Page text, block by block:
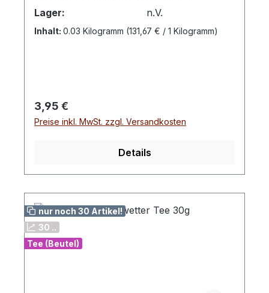
Zubereitung: Pro Tasse 1 Aufgussbeutel mit
kochendem Wasser übergießen und 5 -10
Minuten ziehen lassen.Zutaten:
Sanddornbeeren,
Sonnenblumenblüten.Der Sanddorn Classic
Früchteteemischung mit fruchtig-
sorgt für ein ausgewogenes, intensives
Geschmackserlebnis, das sowohl heiß als
auch kalt überzeugt.
Lager: n.V.
Inhalt: 0.03 Kilogramm (131,67 € / 1 Kilogramm)
Regulärer Preis:
3,95 €
Preise inkl. MwSt. zzgl. Versandkosten
Details
nur noch 30 Artikel!
30 ..
Tee (Beutel)